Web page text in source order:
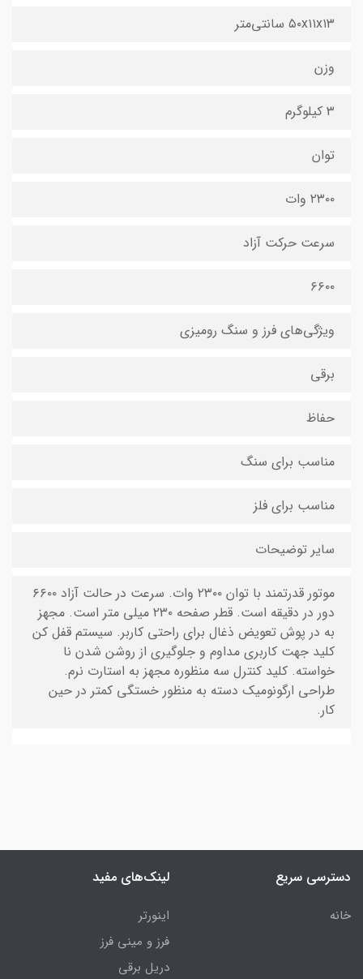
۵۰x۱۱x۱۳ سانتی‌متر
وزن
۳ کیلوگرم
توان
۲۳۰۰ وات
سرعت حرکت آزاد
۶۶۰۰
ویژگی‌های فرز و سنگ رومیزی
برقی
حفاظ
مناسب برای سنگ
مناسب برای فلز
سایر توضیحات
موتور قدرتمند با توان ۲۳۰۰ وات. سرعت در حالت آزاد ۶۶۰۰
دور در دقیقه است. قطر صفحه ۲۳۰ میلی متر است. مجهز
به در پوش تعویض ذغال برای راحتی کاربر. سیستم قفل کن
کلید جهت کاربری مداوم و جلوگیری از روشن شدن نا
خواسته. کلید کنترل سه منظوره مجهز به استارت نرم.
طراحی ارگونومیک دسته به منظور خستگی کمتر در حین
کار.
دسترسی سریع
خانه
لینک‌های مفید
اینورتر
فرز و مینی فرز
دریل برقی